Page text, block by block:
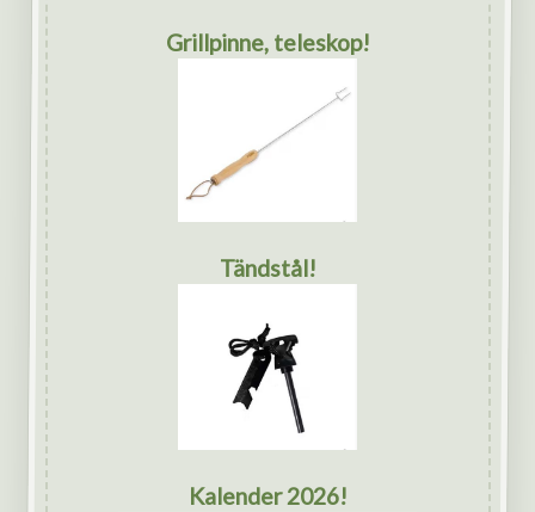
Grillpinne, teleskop!
Tändstål!
Kalender 2026!